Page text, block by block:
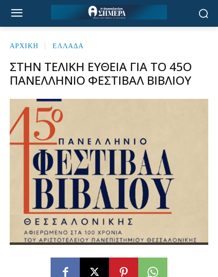
ΑΡΧΙΚΉ ΕΛΛΑΔΑ
ΣΤΗΝ ΤΕΛΙΚΉ ΕΥΘΕΊΑ ΓΙΑ ΤΟ 45Ο
ΠΑΝΕΛΛΉΝΙΟ ΦΕΣΤΙΒΆΛ ΒΙΒΛΊΟΥ